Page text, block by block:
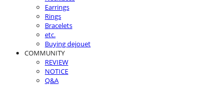
Earrings
Rings
Bracelets
etc.
Buying dejouet
COMMUNITY
REVIEW
NOTICE
Q&A